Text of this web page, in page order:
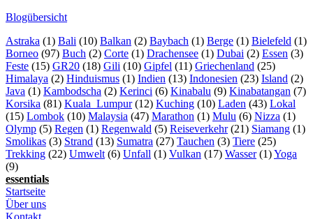
Blogübersicht
Astraka (1) Bali (10) Balkan (2) Baybach (1) Berge (1) Bielefeld (1)
Borneo (97) Buch (2) Corte (1) Drachensee (1) Dubai (2) Essen (3)
Feste (15) GR20 (18) Gili (10) Gipfel (11) Griechenland (25)
Himalaya (2) Hinduismus (1) Indien (13) Indonesien (23) Island (2)
Java (1) Kambodscha (2) Kerinci (6) Kinabalu (9) Kinabatangan (7)
Korsika (81) Kuala_Lumpur(12) Kuching (10) Laden (43) Lokal
(15) Lombok (10) Malaysia (47) Marathon (1) Mulu (6) Nizza (1)
Olymp (5) Regen (1) Regenwald (5) Reiseverkehr(21) Siamang (1)
Smolikas (3) Strand (13) Sumatra (27) Tauchen (3) Tiere (25)
Trekking (22) Umwelt (6) Unfall (1) Vulkan (17) Wasser(1)Yoga
(9)
essentials
Startseite
Über uns
Kontakt